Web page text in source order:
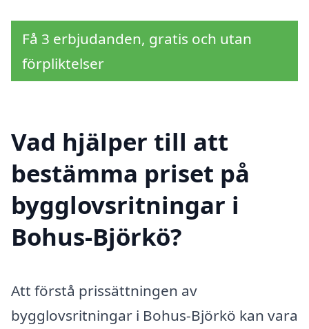
Få 3 erbjudanden, gratis och utan
förpliktelser
Vad hjälper till att
bestämma priset på
bygglovsritningar i
Bohus-Björkö?
Att förstå prissättningen av
bygglovsritningar i Bohus-Björkö kan vara